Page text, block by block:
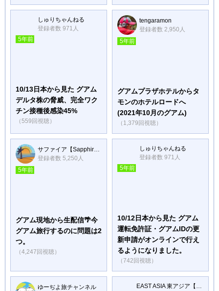
しゅりちゃんねる
登録者数 971人
5年前
10/13日本から見た グアム
デルタ株の脅威、完全ワク
チン接種後感染45%
（559回視聴）
tengaramon
登録者数 2,950人
5年前
グアムプラザホテルからタ
モンのホテルロードへ
(2021年10月のグアム)
（1,379回視聴）
サファイア【Sapphire】
登録者数 5,250人
5年前
グアム現地から生配信🌴今
グアム旅行するのに問題は2
つ。
（4,247回視聴）
しゅりちゃんねる
登録者数 971人
5年前
10/12日本から見た グアム
運転免許証・グアムIDの更
新申請がオンラインで行え
るようになりました。
（742回視聴）
ゆーぢよ旅チャンネル
EAST ASIA 東アジア【Vlog】